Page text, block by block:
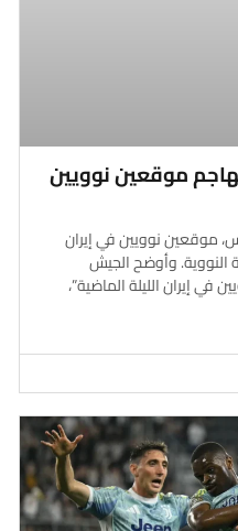
موقعين نوويين
موقعين نوويين في إيران
النووية. وأوضح الجيش
في إيران الليلة الماضية”،